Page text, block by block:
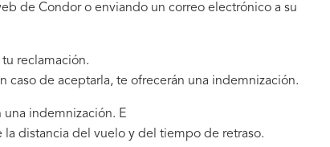
de Condor o enviando un correo electrónico a su
reclamación.
caso de aceptarla, te ofrecerán una indemnización.
una indemnización. E
distancia del vuelo y del tiempo de retraso.